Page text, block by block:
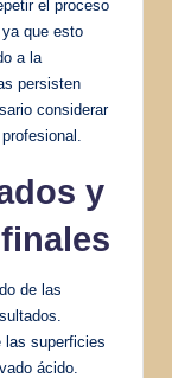
el proceso
que esto
a la
persisten
considerar
y
de las
las superficies
ácido.